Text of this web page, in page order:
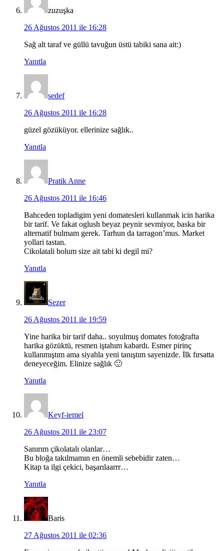
zuzuşka
26 Ağustos 2011 ile 16:28
Sağ alt taraf ve güllü tavuğun üstü tabiki sana ait:)
Yanıtla
sedef
26 Ağustos 2011 ile 16:28
güzel gözüküyor. ellerinize sağlık..
Yanıtla
Pratik Anne
26 Ağustos 2011 ile 16:46
Bahceden topladigim yeni domatesleri kullanmak icin harika
bir tarif. Ve fakat oglush beyaz peynir sevmiyor, baska bir
alternatif bulmam gerek. Tarhun da tarragon’mus. Market
yollari tastan.
Cikolatali bolum size ait tabi ki degil mi?
Yanıtla
Sezer
26 Ağustos 2011 ile 19:59
Yine harika bir tarif daha.. soyulmuş domates fotoğrafta
harika gözüktü, resmen iştahım kabardı. Esmer pirinç
kullanmıştım ama siyahla yeni tanıştım sayenizde. İlk fırsatta
deneyeceğim. Elinize sağlık 🙂
Yanıtla
Keyf-iemel
26 Ağustos 2011 ile 23:07
Sanırım çikolatalı olanlar…
Bu bloğa takılmamın en önemli sebebidir zaten…
Kitap ta ilgi çekici, başarılaarrr…
Yanıtla
Baris
27 Ağustos 2011 ile 02:36